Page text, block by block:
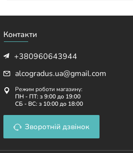
Контакти
+380960643944
alcogradus.ua@gmail.com
Режим роботи магазину:
ПН - ПТ: з 9:00 до 19:00
СБ - ВС: з 10:00 до 18:00
Зворотній дзвінок